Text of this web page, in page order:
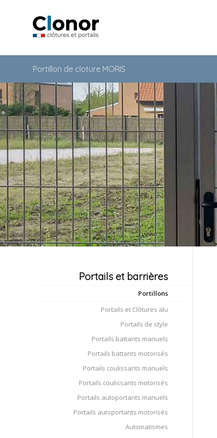
Portillon de cloture MORIS
Portails et barrières
Portillons
Portails et Clôtures alu
Portails de style
Portails battants manuels
Portails battants motorisés
Portails coulissants manuels
Portails coulissants motorisés
Portails autoportants manuels
Portails autoportants motorisés
Automatismes